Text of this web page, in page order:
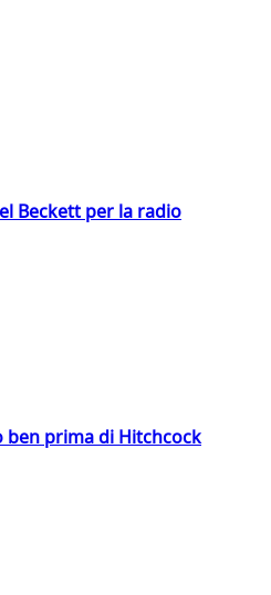
Beckett per la radio
ben prima di Hitchcock